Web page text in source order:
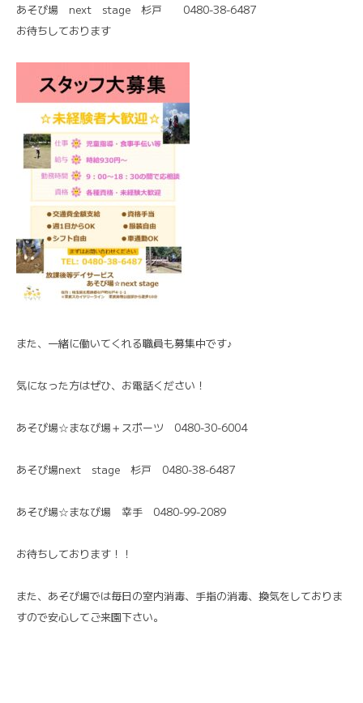
あそび場 next stage 杉戸 0480-38-6487
お待ちしております
また、一緒に働いてくれる職員も募集中です♪
気になった方はぜひ、お電話ください！
あそび場☆まなび場＋スポーツ 0480-30-6004
あそび場next stage 杉戸 0480-38-6487
あそび場☆まなび場 幸手 0480-99-2089
お待ちしております！！
また、あそび場では毎日の室内消毒、手指の消毒、換気をしておりま
すので安心してご来園下さい。